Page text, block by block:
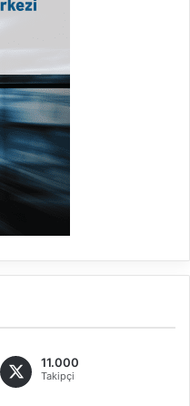
11.000
Takipçi